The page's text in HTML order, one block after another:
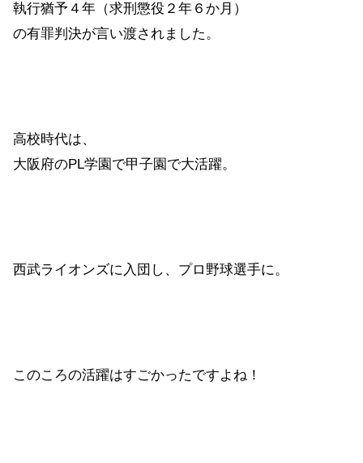
執行猶予４年（求刑懲役２年６か月）
の有罪判決が言い渡されました。
高校時代は、
大阪府のPL学園で甲子園で大活躍。
西武ライオンズに入団し、プロ野球選手に。
このころの活躍はすごかったですよね！